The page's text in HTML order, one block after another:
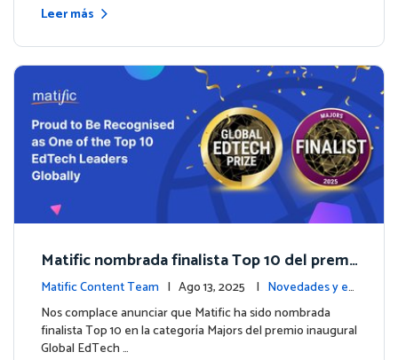
Leer más
Matific nombrada finalista Top 10 del premi
o inaugural Global EdTech Prize
Matific Content Team | Ago 13, 2025 | Novedades y ev
entos
Nos complace anunciar que Matific ha sido nombrada
finalista Top 10 en la categoría Majors del premio inaugural
Global EdTech …